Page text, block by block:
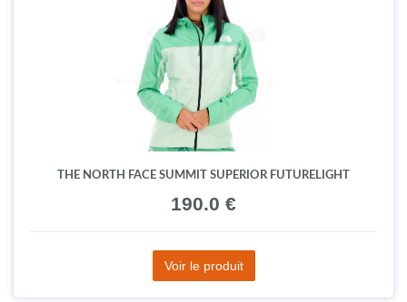
THE NORTH FACE SUMMIT SUPERIOR FUTURELIGHT
190.0 €
Voir le produit